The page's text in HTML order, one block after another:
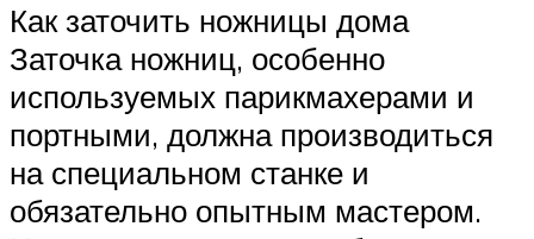
Как заточить ножницы дома
Заточка ножниц, особенно
используемых парикмахерами и
портными, должна производиться
на специальном станке и
обязательно опытным мастером.